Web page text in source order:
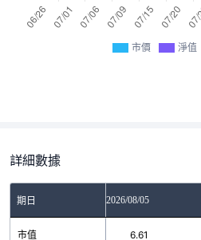
市價 淨值
詳細數據
期日
2026/08/04 2026/08/05
市值6.73 6.61